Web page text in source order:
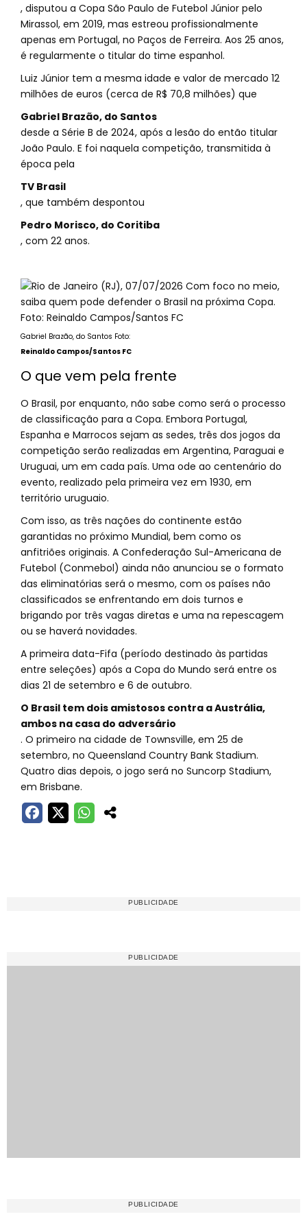
, disputou a Copa São Paulo de Futebol Júnior pelo
Mirassol, em 2019, mas estreou profissionalmente
apenas em Portugal, no Paços de Ferreira. Aos 25 anos,
é regularmente o titular do time espanhol.
Luiz Júnior tem a mesma idade e valor de mercado 12
milhões de euros (cerca de R$ 70,8 milhões) que
Gabriel Brazão, do Santos
desde a Série B de 2024, após a lesão do então titular
João Paulo. E foi naquela competição, transmitida à
época pela
TV Brasil
, que também despontou
Pedro Morisco, do Coritiba
, com 22 anos.
Gabriel Brazão, do Santos Foto:
Reinaldo Campos/Santos FC
O que vem pela frente
O Brasil, por enquanto, não sabe como será o processo
de classificação para a Copa. Embora Portugal,
Espanha e Marrocos sejam as sedes, três dos jogos da
competição serão realizadas em Argentina, Paraguai e
Uruguai, um em cada país. Uma ode ao centenário do
evento, realizado pela primeira vez em 1930, em
território uruguaio.
Com isso, as três nações do continente estão
garantidas no próximo Mundial, bem como os
anfitriões originais. A Confederação Sul-Americana de
Futebol (Conmebol) ainda não anunciou se o formato
das eliminatórias será o mesmo, com os países não
classificados se enfrentando em dois turnos e
brigando por três vagas diretas e uma na repescagem
ou se haverá novidades.
A primeira data-Fifa (período destinado às partidas
entre seleções) após a Copa do Mundo será entre os
dias 21 de setembro e 6 de outubro.
O Brasil tem dois amistosos contra a Austrália,
ambos na casa do adversário
. O primeiro na cidade de Townsville, em 25 de
setembro, no Queensland Country Bank Stadium.
Quatro dias depois, o jogo será no Suncorp Stadium,
em Brisbane.